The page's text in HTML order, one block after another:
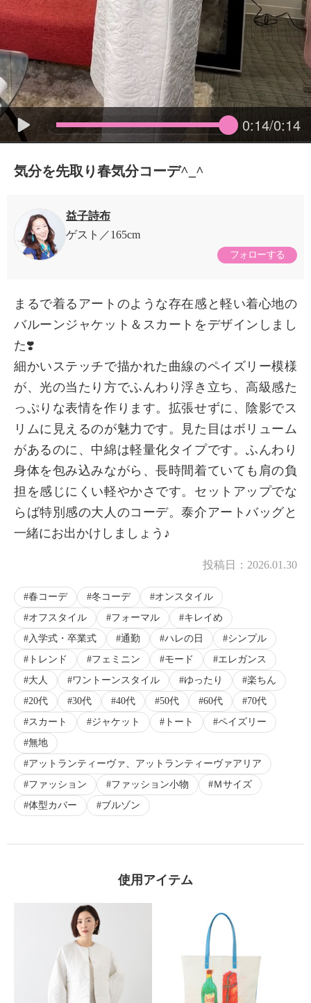
0:14/0:14
× 商品紹介
気分を先取り春気分コーデ^_^
益子詩布
ゲスト
165cm
フォローする
まるで着るアートのような存在感と軽い着心地の
バルーンジャケット＆スカートをデザインしまし
た❣️
細かいステッチで描かれた曲線のペイズリー模様
が、光の当たり方でふんわり浮き立ち、高級感た
っぷりな表情を作ります。拡張せずに、陰影でス
リムに見えるのが魅力です。見た目はボリューム
があるのに、中綿は軽量化タイプです。ふんわり
身体を包み込みながら、長時間着ていても肩の負
担を感じにくい軽やかさです。セットアップでな
らば特別感の大人のコーデ。泰介アートバッグと
一緒にお出かけしましょう♪
投稿日： 2026.01.30
春コーデ 冬コーデ
オンスタイル
オフスタイル
フォーマル
キレイめ
入学式・卒業式
通勤 ハレの日
シンプル
トレンド
フェミニン モード
エレガンス
大人
ワントーンスタイル ゆったり
楽ちん
20代
30代 40代 50代 60代
70代
スカート
ジャケット トート
ペイズリー
無地
アットランティーヴァ、アットランティーヴァアリア
ファッション
ファッション小物
Ｍサイズ
体型カバー
ブルゾン
使用アイテム